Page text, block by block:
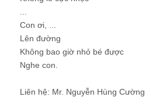
Con ơi, ...
Lên đường
Không bao giờ nhỏ bé được
Nghe con.
Liên hệ: Mr. Nguyễn Hùng Cường